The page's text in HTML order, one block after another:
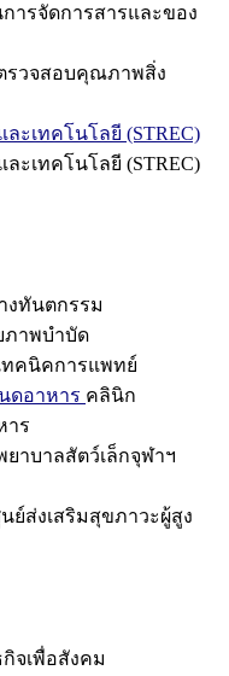
ารจัดการสารและของ
รวจสอบคุณภาพสิ่ง
ะเทคโนโลยี (STREC)
ะเทคโนโลยี (STREC)
งทันตกรรม
ภาพบำบัด
ทคนิคการแพทย์
ดอาหาร คลินิก
าร
ยาบาลสัตว์เล็กจุฬาฯ
ย์ส่งเสริมสุขภาวะผู้สูง
จเพื่อสังคม